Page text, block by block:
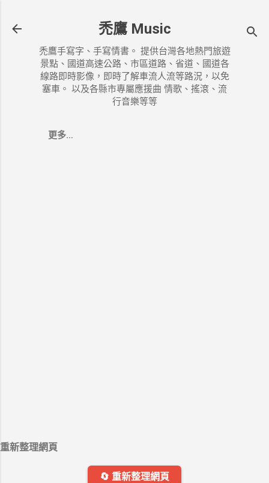
禿鷹 Music
禿鷹手寫字、手寫情書。 提供台灣各地熱門旅遊
景點、國道高速公路、市區道路、省道、國道各
線路即時影像，即時了解車流人流等路況，以免
塞車。 以及各縣市專屬應援曲 情歌、搖滾、流
行音樂等等
更多…
重新整理網頁
🔄 重新整理網頁